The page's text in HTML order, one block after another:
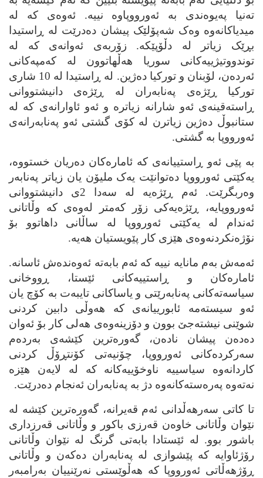
ته‌نیا په‌یوه‌ندی به‌ ئه‌ورووپاوه‌ نییه‌. ئه‌وه‌ی که‌ له‌
میدیاکانه‌وه‌ وه‌ک شه‌پۆلێک پیشان ده‌درێت له‌ ڕاستیدا
بڕێک زیاتر له‌ دڵۆپێکه‌. زۆربه‌ی ئه‌وانه‌ی که‌ له‌
توندووتیژییه‌کانی سوریا هه‌ڵهاتوون له‌ که‌مپه‌کانی
ئه‌رده‌ن، لۆبنان و تورکیا ده‌ژین. له‌ ڕاستیدا له‌ 10 شاری
تورکیا ڕێژه‌ی په‌نابه‌ران له‌ ڕێژه‌ی دانیشتووانی
ڕاسته‌قینه‌ی ئه‌و شارانه‌ زیاتره‌ و ئه‌و ئاوارانه‌ی که‌ له‌
ستانبوڵ ده‌ژین زیاترن له‌ کۆی گشتی ئه‌و په‌نابه‌رانه‌ی
ئه‌ورووپا به‌ گشتی.
به‌ پێی ئه‌و ڕاستییانه‌ی که‌ ئاماره‌کان ده‌ریان خستووه‌،
یه‌کێتی ئه‌ورووپا ده‌توانێت یه‌ک ملیۆن یان زیاتر په‌نابه‌ر
وه‌ربگرێت. ئه‌م ڕێژه‌یه‌ له‌ سه‌دا 2ی دانیشتووانی
ئه‌ورووپایه‌، ڕێژه‌یه‌کی زۆر که‌متر له‌وه‌ی که‌ وڵاتانی
ئه‌ندام له‌ یه‌کێتی ئه‌ورووپا له‌ ساڵانی داهاتوو بۆ
نۆژه‌نکردنه‌وه‌ی هێزی کار پێویستیان هه‌یه‌.
ئه‌مه‌ش به‌م مانایه‌ نییه‌ که‌ ئه‌م بابه‌ته‌ ئه‌وه‌نده‌ش ئاسانه‌.
ئاماره‌کان و ڕاستییه‌کانی ئێستا، ڕووخانی
سیاسه‌ته‌کانی په‌نابه‌رێتی و یاساکانی تایبه‌ت به‌ کۆچ یان
ئه‌و سیسته‌مه‌ ئابورییانه‌ی که‌ هه‌وڵی دابین کردنی
شوێنی نیشته‌جێ بوون و دۆزینه‌وه‌ی هه‌لی کار بۆ ئه‌وان
ده‌ده‌ن پیشان ناده‌ن، گه‌وره‌ترین کێشه‌ی به‌رده‌م
سه‌رکرده‌کانی ئه‌ورووپا، چۆنیه‌تی کۆنتڕۆڵ کردنی
کاردانه‌وه‌ سیاسییه‌ ناوخۆییه‌کانه‌ که‌ له‌ لایه‌ن هێزه‌
نه‌ته‌وه‌ په‌ره‌سته‌کانه‌وه‌ دژ به‌ په‌نابه‌ران ئه‌نجام ده‌درێت.
تا کاتی سه‌رهه‌ڵدانی ئه‌م قه‌یرانه‌، گه‌وره‌ترین کێشه‌ له‌
نێوان وڵاتانی خاوه‌ن قه‌رزی باکور و وڵاتانی قه‌رزداری
باشور بوو. له‌ ئێستادا بابه‌تی گرنگ له‌ نێوان وڵاتانی
رۆژئاوایه‌ که‌ پێشوازی له‌ په‌نابه‌ران ده‌که‌ن و وڵاتانی
ڕۆژهه‌ڵاتی ئه‌ورووپا که‌ هه‌ڵوێستی نه‌رێنییان به‌رامبه‌ر